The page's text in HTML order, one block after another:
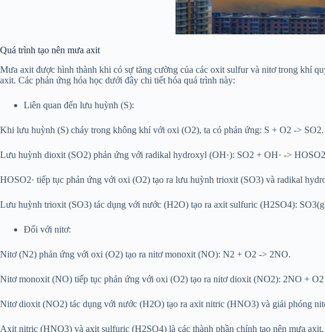
Quá trình tạo nên mưa axit
Mưa axit được hình thành khi có sự tăng cường của các oxit sulfur và nitơ trong khí
axit. Các phản ứng hóa học dưới đây chi tiết hóa quá trình này:
Liên quan đến lưu huỳnh (S):
Khi lưu huỳnh (S) cháy trong không khí với oxi (O2), ta có phản ứng: S + O2 -> SO2.
Lưu huỳnh dioxit (SO2) phản ứng với radikal hydroxyl (OH·): SO2 + OH· ->
HOSO2· tiếp tục phản ứng với oxi (O2) tạo ra lưu huỳnh trioxit (SO3) và radikal
Lưu huỳnh trioxit (SO3) tác dụng với nước (H2O) tạo ra axit sulfuric (H2SO4):
Đối với nitơ:
Nitơ (N2) phản ứng với oxi (O2) tạo ra nitơ monoxit (NO): N2 + O2 -> 2NO.
Nitơ monoxit (NO) tiếp tục phản ứng với oxi (O2) tạo ra nitơ dioxit (NO2): 2NO +
Nitơ dioxit (NO2) tác dụng với nước (H2O) tạo ra axit nitric (HNO3) và giải phóng
Axit nitric (HNO3) và axit sulfuric (H2SO4) là các thành phần chính tạo nên mưa